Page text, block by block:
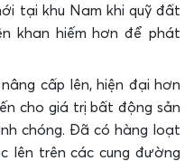
tại khu Nam khi quỹ đất
khan hiếm hơn để phát
cấp lên, hiện đại hơn
cho giá trị bất động sản
chóng. Đã có hàng loạt
lên trên các cung đường